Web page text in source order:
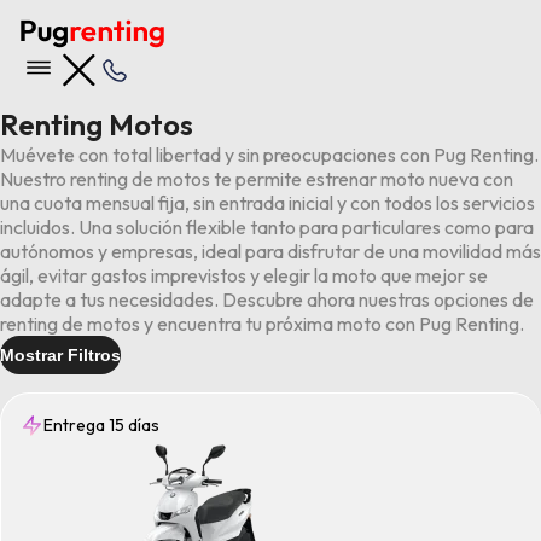
Renting Motos
Muévete con total libertad y sin preocupaciones con Pug Renting.
Nuestro renting de motos te permite estrenar moto nueva con
una cuota mensual fija, sin entrada inicial y con todos los servicios
incluidos. Una solución flexible tanto para particulares como para
autónomos y empresas, ideal para disfrutar de una movilidad más
ágil, evitar gastos imprevistos y elegir la moto que mejor se
adapte a tus necesidades. Descubre ahora nuestras opciones de
renting de motos y encuentra tu próxima moto con Pug Renting.
Mostrar Filtros
Entrega 15 días